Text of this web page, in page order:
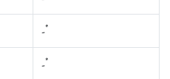
-*
-*